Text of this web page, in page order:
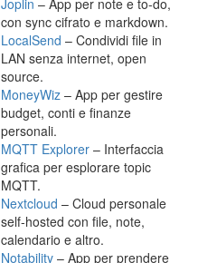
Joplin – App per note e to-do,
con sync cifrato e markdown.
LocalSend – Condividi file in
LAN senza internet, open
source.
MoneyWiz – App per gestire
budget, conti e finanze
personali.
MQTT Explorer – Interfaccia
grafica per esplorare topic
MQTT.
Nextcloud – Cloud personale
self-hosted con file, note,
calendario e altro.
Notability – App per prendere